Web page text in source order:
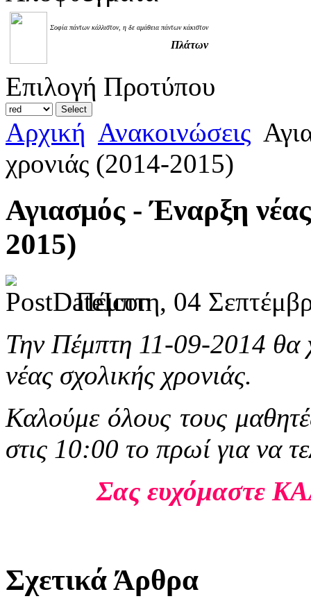
Σοφία πάντων κάλλιστον, η δε αμάθεια πάντων κάκιστον
Πλάτων
Επιλογή Προτύπου
Αρχική Ανακοινώσεις
χρονιάς (2014-2015)
Αγιασμός - Έναρξη
2015)
Πέμπτη, 04
Την Πέμπτη 11-09-2014 θα
νέας σχολικής χρονιάς.
Καλούμε όλους τους
στις 10:00 το πρωί για να
Σας ευχόμαστε
Σχετικά Άρθρα